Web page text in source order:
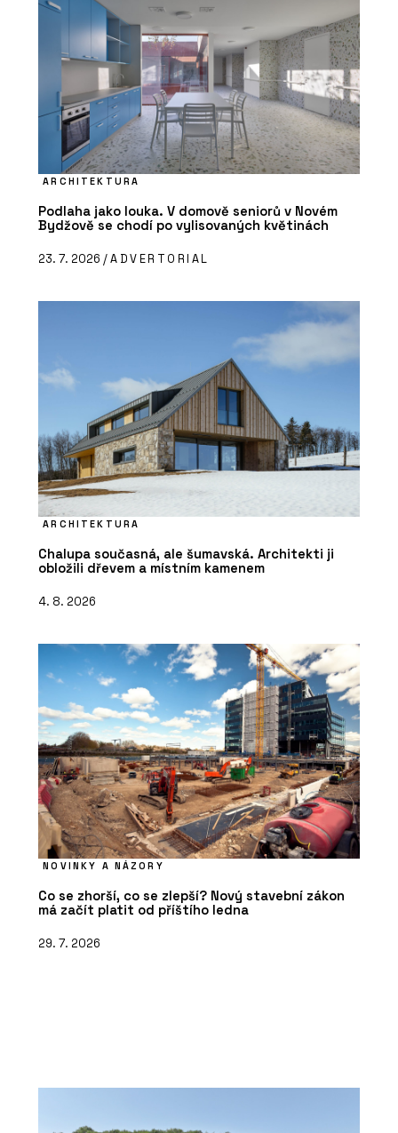
ARCHITEKTURA
Podlaha jako louka. V domově seniorů v Novém
Bydžově se chodí po vylisovaných květinách
23. 7. 2026 /ADVERTORIAL
ARCHITEKTURA
Chalupa současná, ale šumavská. Architekti ji
obložili dřevem a místním kamenem
4. 8. 2026
NOVINKY A NÁZORY
Co se zhorší, co se zlepší? Nový stavební zákon
má začít platit od příštího ledna
29. 7. 2026